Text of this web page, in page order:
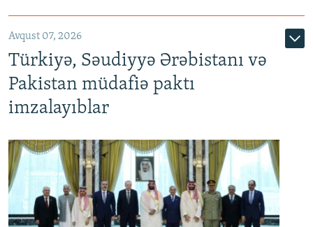
Avqust 07, 2026
Türkiyə, Səudiyyə Ərəbistanı və
Pakistan müdafiə paktı
imzalayıblar